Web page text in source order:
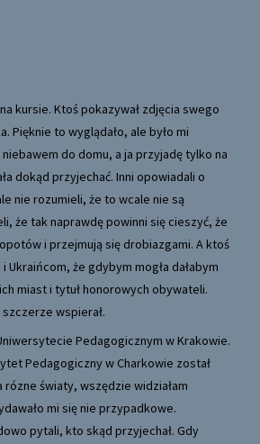
kursie. Ktoś pokazywał zdjęcia swego
Pięknie to wyglądało, ale było mi
do domu, a ja przyjadę tylko na
dokąd przyjechać. Inni opowiadali o
nie rozumieli, że to wcale nie są
że tak naprawdę powinni się cieszyć, że
i przejmują się drobiazgami. A ktoś
Ukraińcom, że gdybym mogła dałabym
miast i tytuł honorowych obywateli.
wspierał.
Pedagogicznym w Krakowie.
Pedagogiczny w Charkowie został
rózne światy, wszędzie widziałam
mi się nie przypadkowe.
pytali, kto skąd przyjechał. Gdy